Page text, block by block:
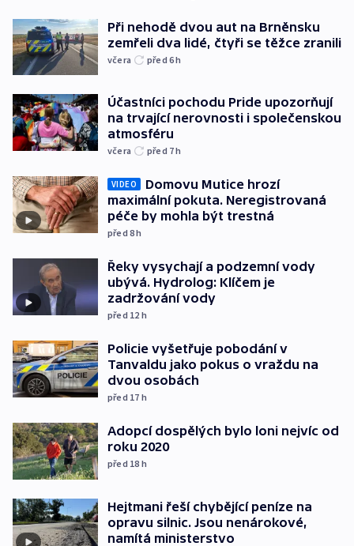
Při nehodě dvou aut na Brněnsku
zemřeli dva lidé, čtyři se těžce zranili
včera před 6h
Účastníci pochodu Pride upozorňují
na trvající nerovnosti i společenskou
atmosféru
včera před 7h
VIDEO
Domovu Mutice hrozí
maximální pokuta. Neregistrovaná
péče by mohla být trestná
před 8h
Řeky vysychají a podzemní vody
ubývá. Hydrolog: Klíčem je
zadržování vody
před 12 h
Policie vyšetřuje pobodání v
Tanvaldu jako pokus o vraždu na
dvou osobách
před 17 h
Adopcí dospělých bylo loni nejvíc od
roku 2020
před 18 h
Hejtmani řeší chybějící peníze na
opravu silnic. Jsou nenárokové,
namítá ministerstvo